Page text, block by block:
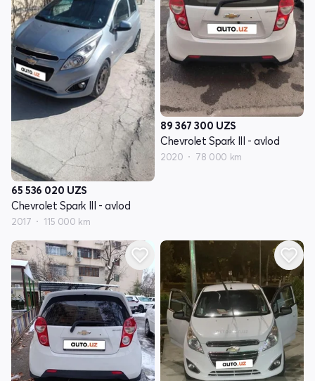
65 536 020 UZS
Chevrolet Spark III - avlod
2017 115 000 km
89 367 300 UZS
Chevrolet Spark III - avlod
2020 78 000 km